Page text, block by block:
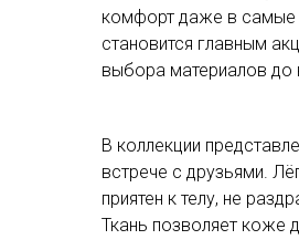
комфорт даже в самые
становится главным
выбора материалов до
В коллекции
встрече с друзьями.
приятен к телу, не
Ткань позволяет коже